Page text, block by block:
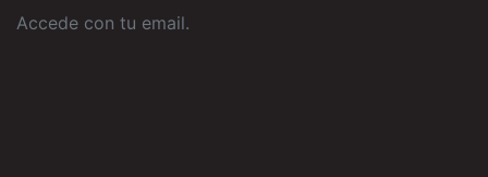
Accede con tu email.